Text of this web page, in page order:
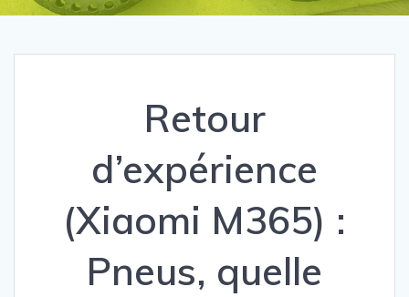
Retour
d’expérience
(Xiaomi M365) :
Pneus, quelle